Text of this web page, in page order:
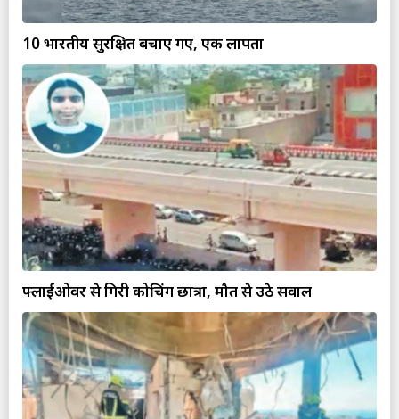
10 भारतीय सुरक्षित बचाए गए, एक लापता
फ्लाईओवर से गिरी कोचिंग छात्रा, मौत से उठे सवाल